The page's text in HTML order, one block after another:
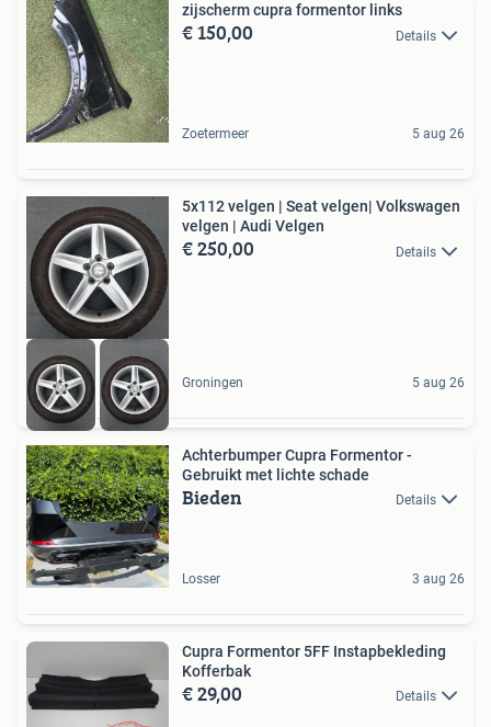
zijscherm cupra formentor links
€ 150,00 Details
Zoetermeer 5 aug 26
5x112 velgen | Seat velgen| Volkswagen
velgen | Audi Velgen
€ 250,00 Details
Groningen 5 aug 26
Achterbumper Cupra Formentor -
Gebruikt met lichte schade
Bieden Details
Losser 3 aug 26
Cupra Formentor 5FF Instapbekleding
Kofferbak
€ 29,00 Details